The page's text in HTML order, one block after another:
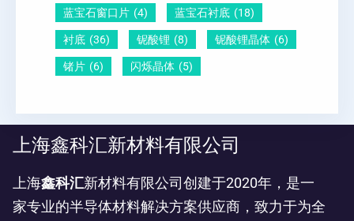
蓝宝石窗口片 (4) 蓝宝石衬底 (18)
衬底 (36) 铌酸锂 (8) 铌酸锂晶体 (6)
锗片 (6) 闪烁晶体 (5)
上海鑫科汇新材料有限公司
上海鑫科汇新材料有限公司创建于2020年，是一
家专业的半导体材料解决方案供应商，致力于为全